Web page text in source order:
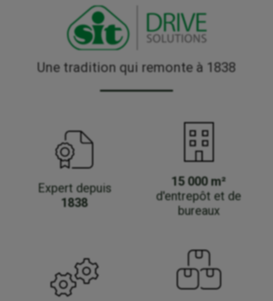
Une tradition qui remonte à 1838
Expert depuis
1838
15 000 m²
d'entrepôt et de
bureaux